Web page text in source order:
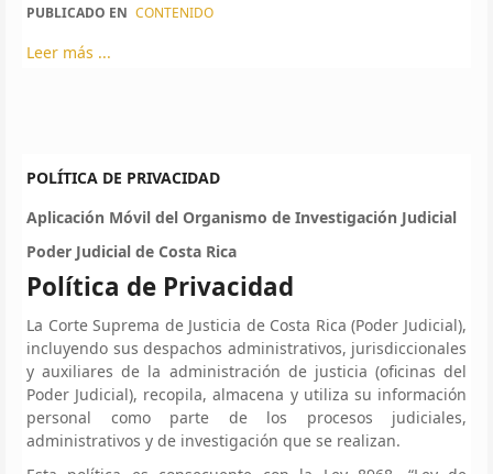
PUBLICADO EN CONTENIDO
Leer más ...
POLÍTICA DE PRIVACIDAD
Aplicación Móvil del Organismo de Investigación Judicial
Poder Judicial de Costa Rica
Política de Privacidad
La Corte Suprema de Justicia de Costa Rica (Poder Judicial),
incluyendo sus despachos administrativos, jurisdiccionales
y auxiliares de la administración de justicia (oficinas del
Poder Judicial), recopila, almacena y utiliza su información
personal como parte de los procesos judiciales,
administrativos y de investigación que se realizan.